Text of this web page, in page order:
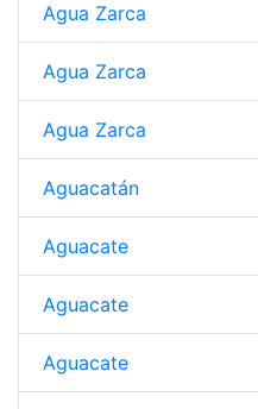
Agua Zarca
Agua Zarca
Agua Zarca
Aguacatán
Aguacate
Aguacate
Aguacate